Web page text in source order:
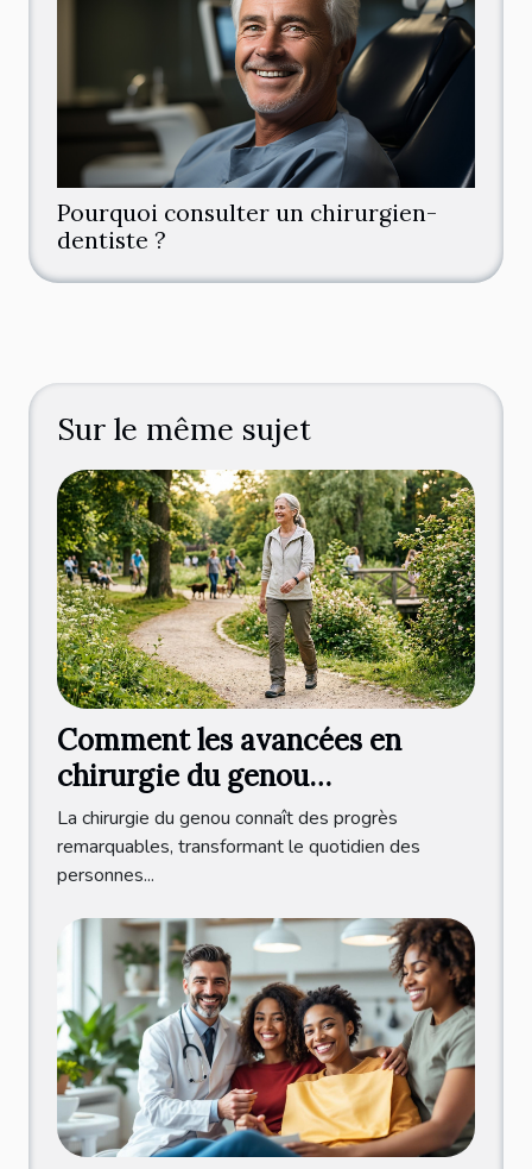
Pourquoi consulter un chirurgien-
dentiste ?
Sur le même sujet
Comment les avancées en
chirurgie du genou
améliorent-elles la qualité de
vie ?
La chirurgie du genou connaît des progrès
remarquables, transformant le quotidien des
personnes...